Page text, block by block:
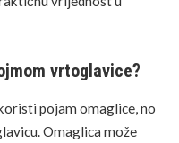
vrtoglavice?
pojam omaglice, no
Omaglica može